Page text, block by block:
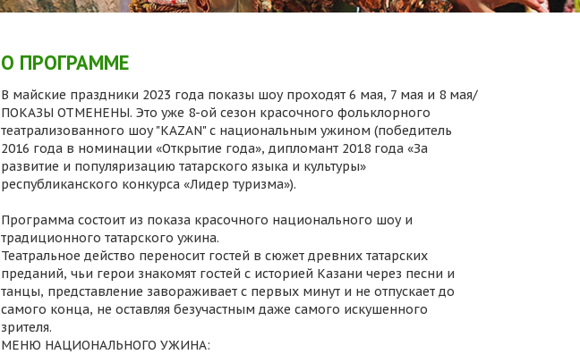
О ПРОГРАММЕ
В майские праздники 2023 года показы шоу проходят 6 мая, 7 мая и 8 мая/
ПОКАЗЫ ОТМЕНЕНЫ. Это уже 8-ой сезон красочного фольклорного
театрализованного шоу "KAZAN" с национальным ужином (победитель
2016 года в номинации «Открытие года», дипломант 2018 года «За
развитие и популяризацию татарского языка и культуры»
республиканского конкурса «Лидер туризма»).
Программа состоит из показа красочного национального шоу и
традиционного татарского ужина.
Театральное действо переносит гостей в сюжет древних татарских
преданий, чьи герои знакомят гостей с историей Казани через песни и
танцы, представление завораживает с первых минут и не отпускает до
самого конца, не оставляя безучастным даже самого искушенного
зрителя.
МЕНЮ НАЦИОНАЛЬНОГО УЖИНА: